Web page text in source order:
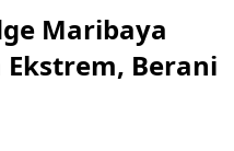
Maribaya
Berani